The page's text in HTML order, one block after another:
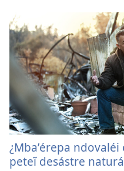
¿Mbaʼérepa
peteĩ desástre